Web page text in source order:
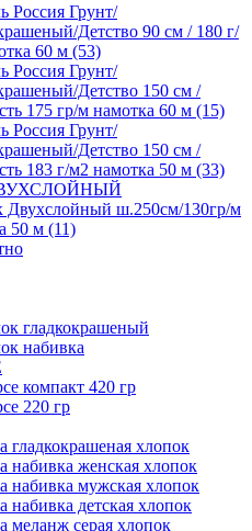
Россия Грунт/
Детство 90 см / 180 г/
60 м (53)
Россия Грунт/
Детство 150 см /
175 гр/м намотка 60 м (15)
Россия Грунт/
Детство 150 см /
183 г/м2 намотка 50 м (33)
Двухслойный ш.250см/130гр/м
50 м (11)
гладкокрашеный
набивка
компакт 420 гр
220 гр
гладкокрашеная хлопок
набивка женская хлопок
набивка мужская хлопок
набивка детская хлопок
меланж серая хлопок